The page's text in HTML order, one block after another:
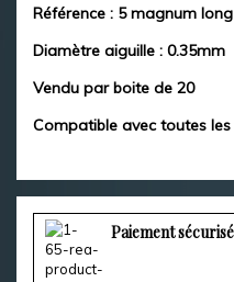
Référence : 5 magnum
Diamètre aiguille : 0.35mm
Vendu par boite de 20
Compatible avec toutes
Paiement sécurisé